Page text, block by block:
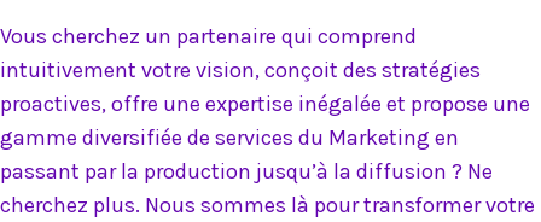
Vous cherchez un partenaire qui comprend
intuitivement votre vision, conçoit des stratégies
proactives, offre une expertise inégalée et propose une
gamme diversifiée de services du Marketing en
passant par la production jusqu’à la diffusion ? Ne
cherchez plus. Nous sommes là pour transformer votre